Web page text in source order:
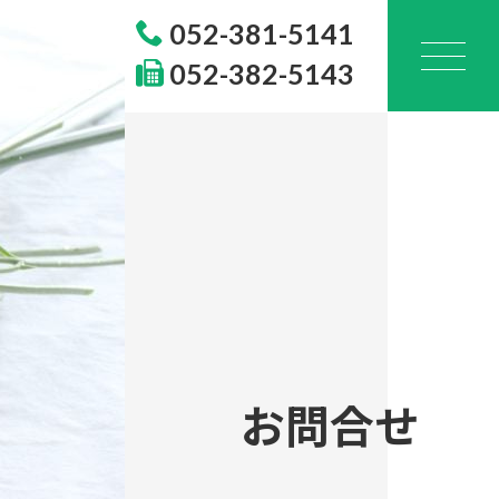
052-381-5141
052-382-5143
お問合せ